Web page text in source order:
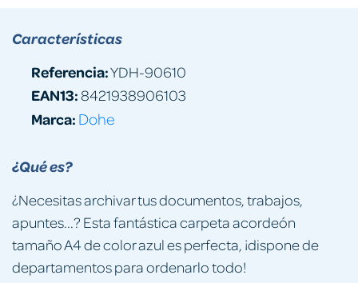
¿Qué es?
¿Necesitas archivar tus documentos, trabajos,
apuntes...? Esta fantástica carpeta acordeón
tamaño A4 de color azul es perfecta, ¡dispone de
departamentos para ordenarlo todo!
Características
Referencia:YDH-90610
EAN13:8421938906103
Marca: Dohe